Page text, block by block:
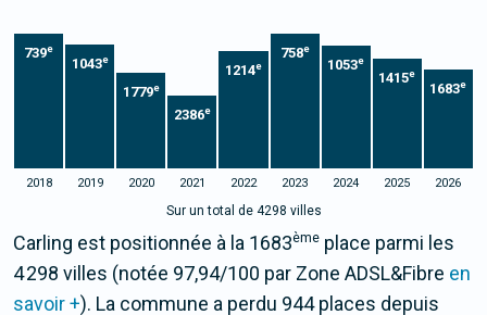
739e
1043e
1779e
2386e
1214e
758e
1053e
1415e
1683e
2018 2019 2020 2021 2022 2023 2024 2025 2026
Sur un total de 4298 villes
Carling est positionnée à la 1683ème place parmi les
4 298 villes (notée 97,94/100 par Zone ADSL&Fibre en
savoir +). La commune a perdu 944 places depuis